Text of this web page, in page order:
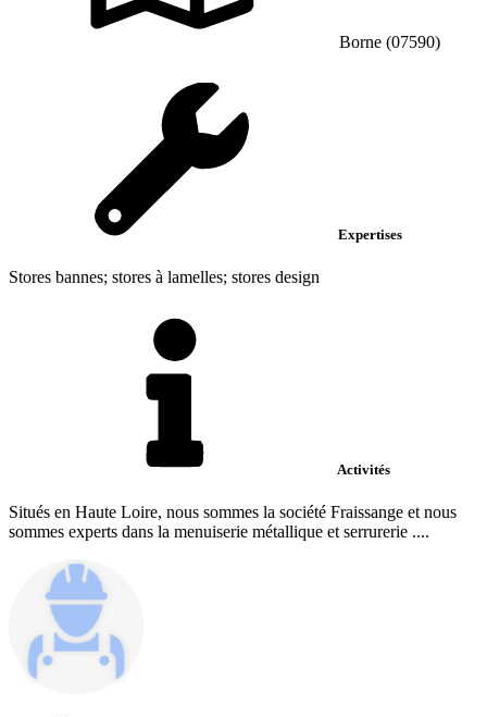
Borne (07590)
Expertises
Stores bannes; stores à lamelles; stores design
Activités
Situés en Haute Loire, nous sommes la société Fraissange et nous
sommes experts dans la menuiserie métallique et serrurerie ....